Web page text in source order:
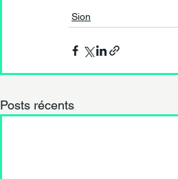
Sion
Posts récents